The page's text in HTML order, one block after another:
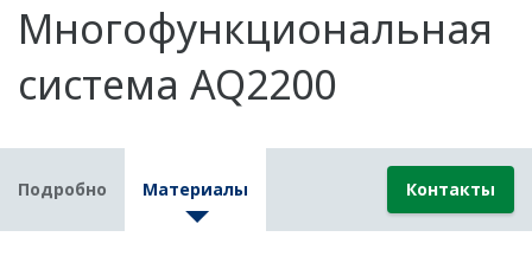
Многофункциональная
система AQ2200
Подробно Материалы Контакты